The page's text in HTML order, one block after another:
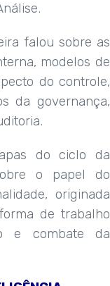
falou sobre as
modelos de
do controle,
da governança,
do ciclo da
o papel do
originada
de trabalho
e combate da